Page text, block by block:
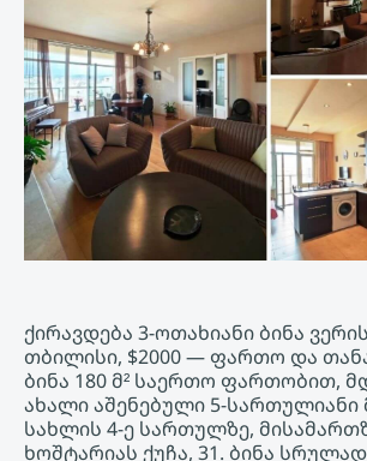
ქირავდება 3-ოთახიანი ბინა
თბილისი, $2000 — ფართო და
ბინა 180 მ² საერთო ფართობით,
ახალი აშენებული 5-
სახლის 4-ე სართულზე,
ხოშტარიას ქუჩა, 31. ბინა